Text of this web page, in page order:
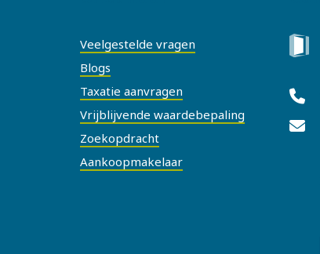
Veelgestelde vragen
Blogs
Taxatie aanvragen
Vrijblijvende waardebepaling
Zoekopdracht
Aankoopmakelaar